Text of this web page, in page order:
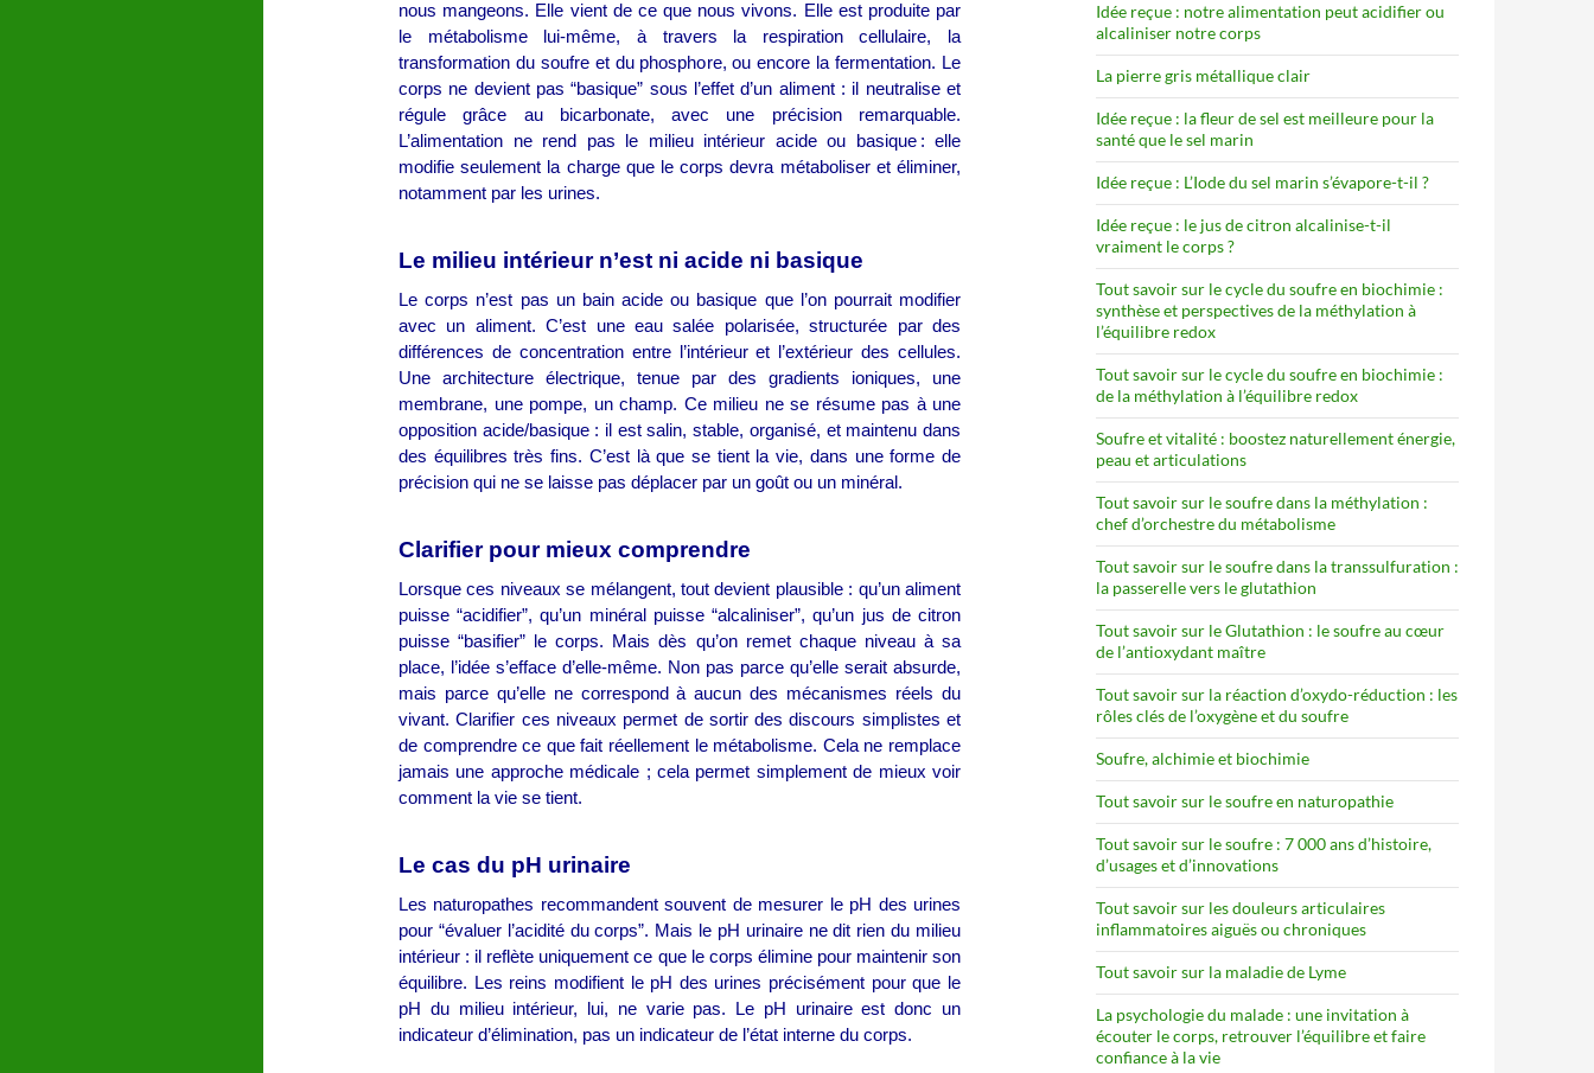
nous mangeons. Elle vient de ce que nous vivons. Elle est produite par
le métabolisme lui‑même, à travers la respiration cellulaire, la
transformation du soufre et du phosphore, ou encore la fermentation. Le
corps ne devient pas “basique” sous l’effet d’un aliment : il neutralise et
régule grâce au bicarbonate, avec une précision remarquable.
L’alimentation ne rend pas le milieu intérieur acide ou basique : elle
modifie seulement la charge que le corps devra métaboliser et éliminer,
notamment par les urines.
Le milieu intérieur n’est ni acide ni basique
Le corps n’est pas un bain acide ou basique que l’on pourrait modifier
avec un aliment. C’est une eau salée polarisée, structurée par des
différences de concentration entre l’intérieur et l’extérieur des cellules.
Une architecture électrique, tenue par des gradients ioniques, une
membrane, une pompe, un champ. Ce milieu ne se résume pas à une
opposition acide/basique : il est salin, stable, organisé, et maintenu dans
des équilibres très fins. C’est là que se tient la vie, dans une forme de
précision qui ne se laisse pas déplacer par un goût ou un minéral.
Clarifier pour mieux comprendre
Lorsque ces niveaux se mélangent, tout devient plausible : qu’un aliment
puisse “acidifier”, qu’un minéral puisse “alcaliniser”, qu’un jus de citron
puisse “basifier” le corps. Mais dès qu’on remet chaque niveau à sa
place, l’idée s’efface d’elle‑même. Non pas parce qu’elle serait absurde,
mais parce qu’elle ne correspond à aucun des mécanismes réels du
vivant. Clarifier ces niveaux permet de sortir des discours simplistes et
de comprendre ce que fait réellement le métabolisme. Cela ne remplace
jamais une approche médicale ; cela permet simplement de mieux voir
comment la vie se tient.
Le cas du pH urinaire
Les naturopathes recommandent souvent de mesurer le pH des urines
pour “évaluer l’acidité du corps”. Mais le pH urinaire ne dit rien du milieu
intérieur : il reflète uniquement ce que le corps élimine pour maintenir son
équilibre. Les reins modifient le pH des urines précisément pour que le
pH du milieu intérieur, lui, ne varie pas. Le pH urinaire est donc un
indicateur d’élimination, pas un indicateur de l’état interne du corps.
Idée reçue : notre alimentation peut acidifier ou
alcaliniser notre corps
La pierre gris métallique clair
Idée reçue : la fleur de sel est meilleure pour la
santé que le sel marin
Idée reçue : L’Iode du sel marin s’évapore-t-il ?
Idée reçue : le jus de citron alcalinise-t-il
vraiment le corps ?
Tout savoir sur le cycle du soufre en biochimie :
synthèse et perspectives de la méthylation à
l’équilibre redox
Tout savoir sur le cycle du soufre en biochimie :
de la méthylation à l’équilibre redox
Soufre et vitalité : boostez naturellement énergie,
peau et articulations
Tout savoir sur le soufre dans la méthylation :
chef d’orchestre du métabolisme
Tout savoir sur le soufre dans la transsulfuration :
la passerelle vers le glutathion
Tout savoir sur le Glutathion : le soufre au cœur
de l’antioxydant maître
Tout savoir sur la réaction d’oxydo-réduction : les
rôles clés de l’oxygène et du soufre
Soufre, alchimie et biochimie
Tout savoir sur le soufre en naturopathie
Tout savoir sur le soufre : 7 000 ans d’histoire,
d’usages et d’innovations
Tout savoir sur les douleurs articulaires
inflammatoires aiguës ou chroniques
Tout savoir sur la maladie de Lyme
La psychologie du malade : une invitation à
écouter le corps, retrouver l’équilibre et faire
confiance à la vie